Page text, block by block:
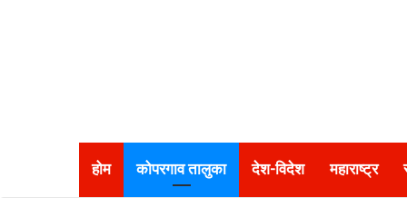
होम कोपरगाव तालुका देश-विदेश महाराष्ट्र